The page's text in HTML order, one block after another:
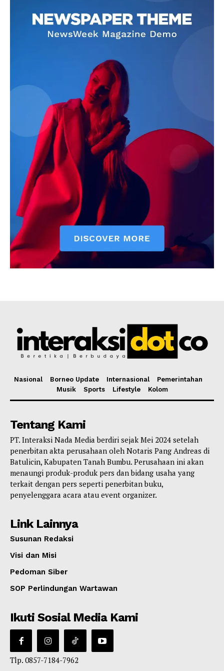
Nasional Borneo Update Internasional
Pemerintahan
Musik
Sports Lifestyle Kolom
Tentang Kami
PT. Interaksi Nada Media berdiri sejak Mei 2024 setelah
penerbitan akta perusahaan oleh Notaris Pang Andreas di
Batulicin, Kabupaten Tanah Bumbu. Perusahaan ini akan
menaungi produk-produk pers dan bidang usaha yang
terkait dengan pers seperti penerbitan buku,
penyelenggara acara atau event organizer.
Link Lainnya
Susunan Redaksi
Visi dan Misi
Pedoman Siber
SOP Perlindungan Wartawan
Ikuti Sosial Media Kami
Tlp. 0857-7184-7962